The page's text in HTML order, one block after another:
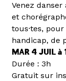
Venez
et
tous·tes,
handicap, de
MAR 4 JUIL à
Durée : 3h
Gratuit sur